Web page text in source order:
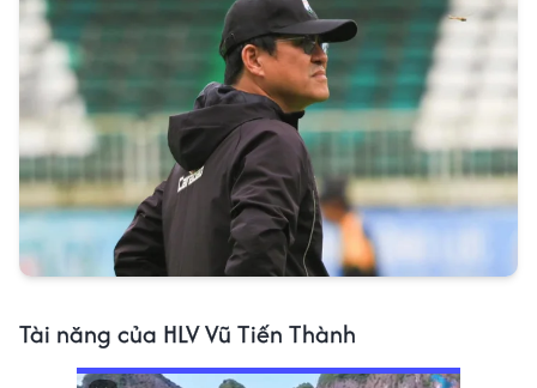
Tài năng của HLV Vũ Tiến Thành